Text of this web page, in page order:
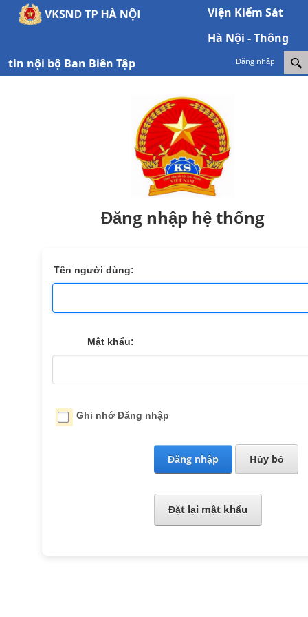
Viện Kiểm Sát
Hà Nội - Thông
tin nội bộ Ban Biên Tập
Đăng nhập
Đăng nhập hệ thống
Tên người dùng:
Mật khẩu:
Ghi nhớ Đăng nhập
Đăng nhập Hủy bỏ
Đặt lại mật khẩu